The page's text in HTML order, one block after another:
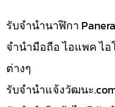
รับจำนำนาฬิกา
จำนำมือถือ ไอแพค ไ
ต่างๆ
รับจํานําแจ้งวัฒนะ